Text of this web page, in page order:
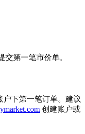
交第一笔市价单。
户下第一笔订单。建议
创建账户或